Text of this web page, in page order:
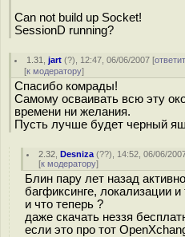
Can not build up Socket!
SessionD running?
1.31 ,jart (?), 12:47, 06/06/2007 [
[к модератору]
Спасибо комрады!
Самому осваивать всю эту
времени ни желания.
Пусть лучше будет черный
2.32 ,Desniza (??), 14:52, 06/06/
[к модератору]
Блин пару лет назад
багфиксинге, локализации и
и что теперь ?
даже скачать неззя
если это про тот